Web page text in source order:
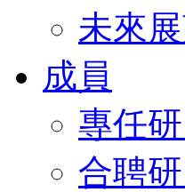
未來
成員
專任
合聘